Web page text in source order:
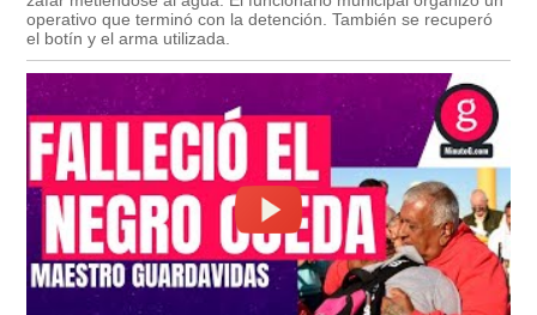
operativo que terminó con la detención. También se recuperó
el botín y el arma utilizada.